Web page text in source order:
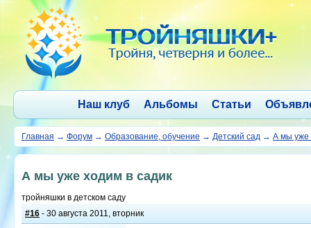
Наш клуб Альбомы Статьи
Главная → Форум → Образование, обучение → Детский сад → А мы уже
А мы уже ходим в садик
тройняшки в детском саду
#16 - 30 августа 2011, вторник